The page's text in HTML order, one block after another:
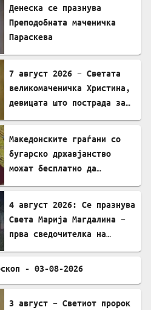
Денеска се празнува
Преподобната маченичка
Параскева
7 август 2026 – Светата
великомаченичка Христина,
девицата што пострада за
Mакедонските граѓани со
бугарско државјанство
можат бесплатно да
4 август 2026: Се празнува
Света Марија Магдалина –
прва сведочителка на
- 03-08-2026
3 август – Светиот пророк